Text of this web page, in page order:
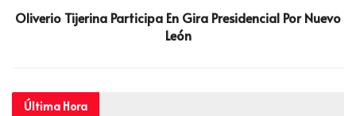
Oliverio Tijerina Participa En Gira Presidencial Por Nuevo
León
Última Hora